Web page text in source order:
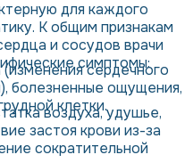
для каждого
К общим признакам
и сосудов врачи
симптомы:
сердечного
болезненные ощущения,
клетки.
воздуха, удушье,
застоя крови из-за
сократительной